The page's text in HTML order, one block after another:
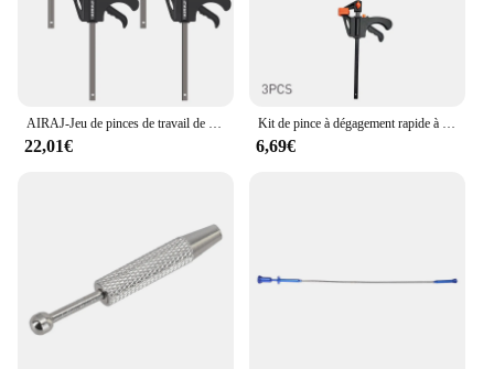
AIRAJ-Jeu de pinces de travail de calcul de type F, pince de travail de calcul rapide, libération à cliquet, portable, pratique, durable, outil à main de bricolage, 4"
22,01€
Kit de pince à dégagement rapide à cliquet réglable, barre de travail du bois, pince F, gadget d'épandage, outils de calcul manuels bricolage, 4 pouces
6,69€